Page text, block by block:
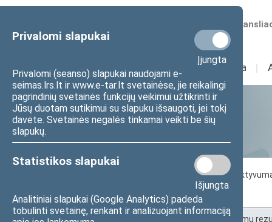
Privalomi slapukai
Įjungta
Privalomi (seanso) slapukai naudojami e-
seimas.lrs.lt ir www.e-tar.lt svetainėse, jie reikalingi
pagrindinių svetainės funkcijų veikimui užtikrinti ir
Jūsų duotam sutikimui su slapuku išsaugoti, jei tokį
davėte. Svetainės negalės tinkamai veikti be šių
slapukų.
Statistikos slapukai
Išjungta
Analitiniai slapukai (Google Analytics) padeda
tobulinti svetainę, renkant ir analizuojant informaciją
Numatomos
Sudėtis Veikla I
Statistika
Seimo narių
Seimo narių balsavimų rezultatai
Pradžia Seimo narių balsavimų